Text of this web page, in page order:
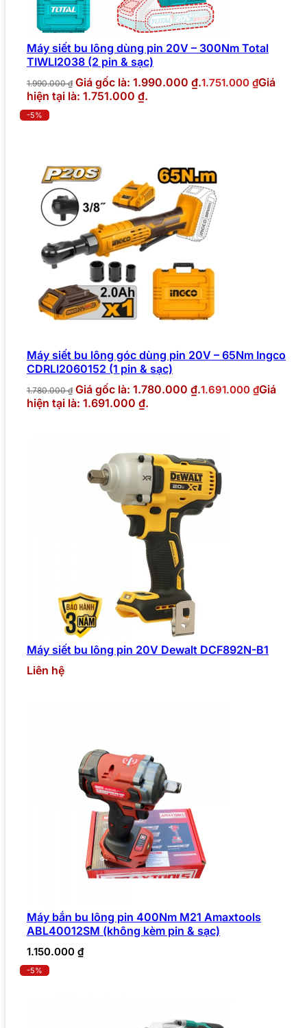
Máy siết bu lông dùng pin 20V – 300Nm Total
TIWLI2038 (2 pin & sạc)
1.990.000₫ Giá gốc là: 1.990.000 ₫.1.751.000 ₫Giá
hiện tại là: 1.751.000 ₫.
-5%
Máy siết bu lông góc dùng pin 20V – 65Nm Ingco
CDRLI2060152 (1 pin & sạc)
1.780.000₫ Giá gốc là: 1.780.000 ₫.1.691.000 ₫Giá
hiện tại là: 1.691.000 ₫.
Máy siết bu lông pin 20V Dewalt DCF892N-B1
Liên hệ
Máy bắn bu lông pin 400Nm M21 Amaxtools
ABL40012SM (không kèm pin & sạc)
1.150.000 ₫
-5%